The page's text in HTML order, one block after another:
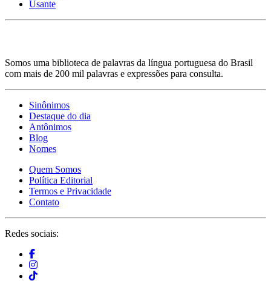
Usante
Somos uma biblioteca de palavras da língua portuguesa do Brasil
com mais de 200 mil palavras e expressões para consulta.
Sinônimos
Destaque do dia
Antônimos
Blog
Nomes
Quem Somos
Política Editorial
Termos e Privacidade
Contato
Redes sociais: